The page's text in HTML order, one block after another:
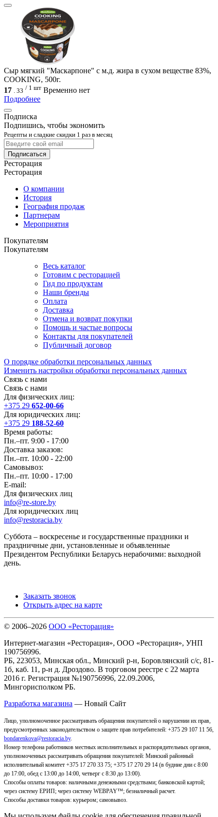
Сыр мягкий "Маскарпоне" с м.д. жира в сухом веществе 83%,
COOKING, 500г.
17 . 33 / 1 шт Временно нет
Подробнее
Подписка
Подпишись, чтобы экономить
Рецепты и сладкие скидки 1 раз в месяц
Подписаться
Ресторация
Ресторация
О компании
История
География продаж
Партнерам
Мероприятия
Покупателям
Покупателям
Весь каталог
Готовим с ресторацией
Гид по продуктам
Наши бренды
Оплата
Доставка
Отмена и возврат покупки
Помощь и частые вопросы
Контакты для покупателей
Публичный договор
О порядке обработки персональных данных
Изменить настройки обработки персональных данных
Связь с нами
Связь с нами
Для физических лиц:
+375 29 652-00-66
Для юридических лиц:
+375 29 188-52-60
Время работы:
Пн.–пт. 9:00 - 17:00
Доставка заказов:
Пн.–пт. 10:00 - 22:00
Самовывоз:
Пн.–пт. 10:00 - 17:00
E-mail:
Для физических лиц
info@re-store.by
Для юридических лиц
info@restoracia.by
Суббота – воскресенье и государственные праздники и
праздничные дни, установленные и объявленные
Президентом Республики Беларусь нерабочими: выходной
день.
Заказать звонок
Открыть адрес на карте
© 2006–2026 ООО «Ресторация»
Интернет-магазин «Ресторация», ООО «Ресторация», УНП
190756996.
РБ, 223053, Минская обл., Минский р-н, Боровлянский с/с, 81-
1б, каб. 11, р-н д. Дроздово. В торговом реестре с 22 марта
2016 г. Регистрация №190756996, 22.09.2006,
Мингорисполком РБ.
Разработка магазина — Новый Сайт
Лицо, уполномоченное рассматривать обращения покупателей о нарушении их прав,
предусмотренных законодательством о защите прав потребителей: +375 29 107 11 56,
bondarenkova@restoracia.by.
Номер телефона работников местных исполнительных и распорядительных органов,
уполномоченных рассматривать обращения покупателей: Минский районный
исполнительный комитет +375 17 270 33 75; +375 17 270 29 14 (в будние дни с 8:00
до 17:00, обед с 13:00 до 14:00, четверг с 8:30 до 13:00).
Способы оплаты товаров: наличными денежными средствами; банковской картой;
через систему ЕРИП; через систему WEBPAY™; безналичный расчет.
Способы доставки товаров: курьером; самовывоз.